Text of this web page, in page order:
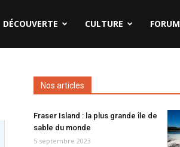
DÉCOUVERTE CULTURE FORUM
Nos articles
Fraser Island : la plus grande île de
sable du monde
5 septembre 2023